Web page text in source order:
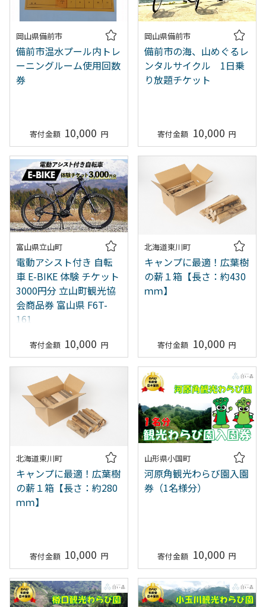
岡山県備前市
備前市温水プール内トレ
ーニングルーム使用回数
券
10,000
岡山県備前市
備前市の海、山めぐるレ
ンタルサイクル 1日乗
り放題チケット
10,000
富山県立山町
電動アシスト付き 自転
車 E-BIKE 体験 チケット
3000円分 立山町観光協
会商品券 富山県 F6T-
161
10,000
北海道東川町
キャンプに最適！広葉樹
の薪１箱【長さ：約430
ｍｍ】
10,000
北海道東川町
キャンプに最適！広葉樹
の薪１箱【長さ：約280
ｍｍ】
10,000
山形県小国町
河原角観光わらび園入園
券（1名様分）
10,000